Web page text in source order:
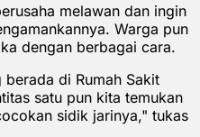
melawan dan ingin
Warga pun
dengan berbagai cara.
berada di Rumah Sakit
satu pun kita temukan
sidik jarinya," tukas